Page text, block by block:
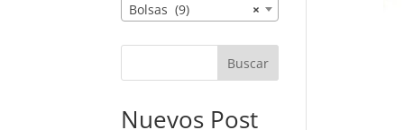
×
Bolsas (9)
Buscar
Nuevos Post